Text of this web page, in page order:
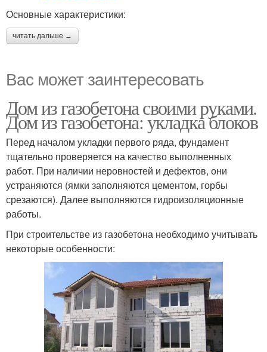
Основные характеристики:
читать дальше →
Вас может заинтересовать
Дом из газобетона своими руками.
Дом из газобетона: укладка блоков
Перед началом укладки первого ряда, фундамент
тщательно проверяется на качество выполненных
работ. При наличии неровностей и дефектов, они
устраняются (ямки заполняются цементом, горбы
срезаются). Далее выполняются гидроизоляционные
работы.
При строительстве из газобетона необходимо учитывать
некоторые особенности: